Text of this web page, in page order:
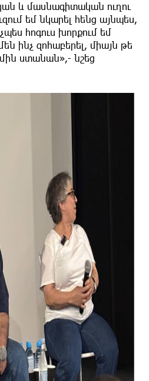
և մասնագիտական ուղու
եմ նկարել հենց այնպես,
հոգուս խորքում եմ
ինչ զոհաբերել, միայն թե
ստանան»,- նշեց